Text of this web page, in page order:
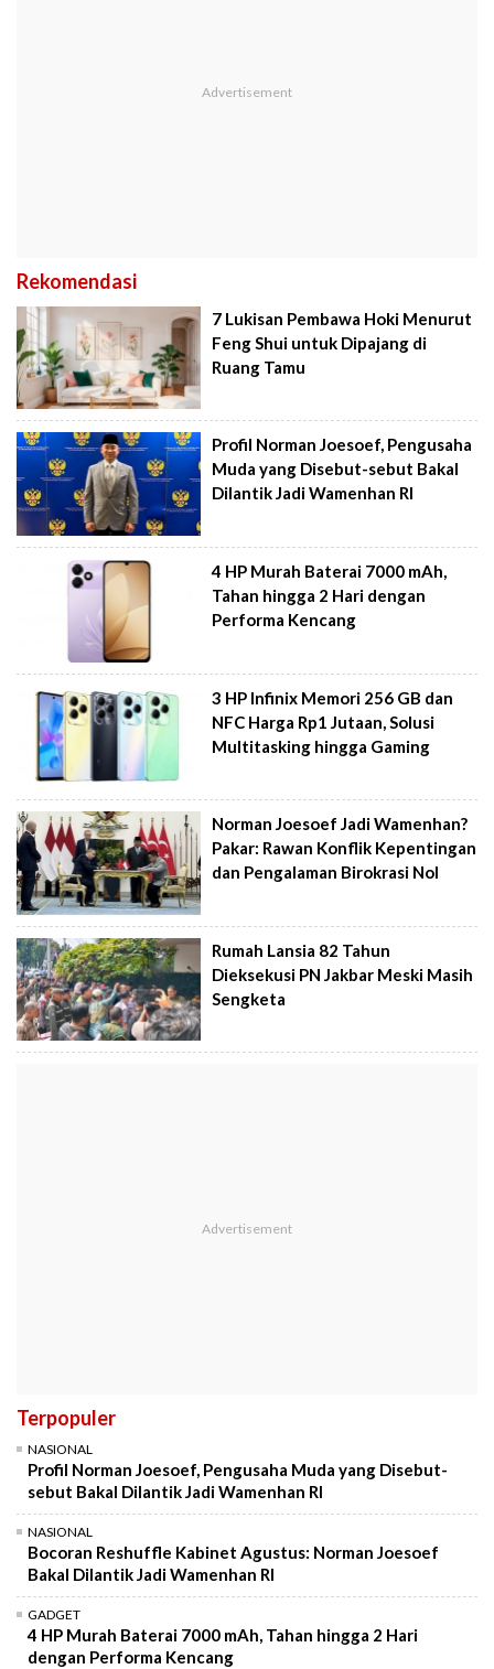
Rekomendasi
7 Lukisan Pembawa Hoki Menurut
Feng Shui untuk Dipajang di
Ruang Tamu
Profil Norman Joesoef, Pengusaha
Muda yang Disebut-sebut Bakal
Dilantik Jadi Wamenhan RI
4 HP Murah Baterai 7000 mAh,
Tahan hingga 2 Hari dengan
Performa Kencang
3 HP Infinix Memori 256 GB dan
NFC Harga Rp1 Jutaan, Solusi
Multitasking hingga Gaming
Norman Joesoef Jadi Wamenhan?
Pakar: Rawan Konflik Kepentingan
dan Pengalaman Birokrasi Nol
Rumah Lansia 82 Tahun
Dieksekusi PN Jakbar Meski Masih
Sengketa
Terpopuler
NASIONAL
Profil Norman Joesoef, Pengusaha Muda yang Disebut-
sebut Bakal Dilantik Jadi Wamenhan RI
NASIONAL
Bocoran Reshuffle Kabinet Agustus: Norman Joesoef
Bakal Dilantik Jadi Wamenhan RI
GADGET
4 HP Murah Baterai 7000 mAh, Tahan hingga 2 Hari
dengan Performa Kencang